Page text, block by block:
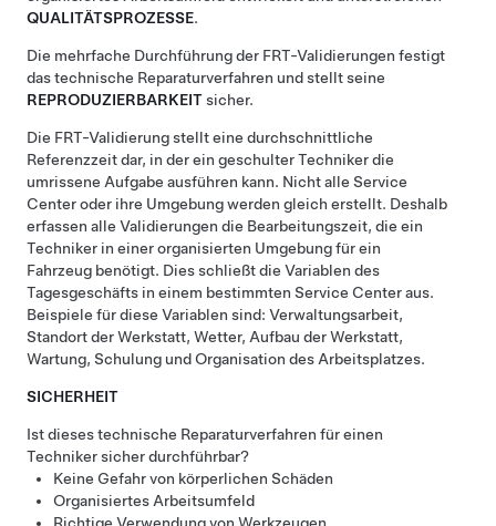
QUALITÄTSPROZESSE.
Die mehrfache Durchführung der FRT-Validierungen festigt
das technische Reparaturverfahren und stellt seine
REPRODUZIERBARKEITsicher.
Die FRT-Validierung stellt eine durchschnittliche
Referenzzeit dar, in der ein geschulter Techniker die
umrissene Aufgabe ausführen kann. Nicht alle Service
Center oder ihre Umgebung werden gleich erstellt. Deshalb
erfassen alle Validierungen die Bearbeitungszeit, die ein
Techniker in einer organisierten Umgebung für ein
Fahrzeug benötigt. Dies schließt die Variablen des
Tagesgeschäfts in einem bestimmten Service Center aus.
Beispiele für diese Variablen sind: Verwaltungsarbeit,
Standort der Werkstatt, Wetter, Aufbau der Werkstatt,
Wartung, Schulung und Organisation des Arbeitsplatzes.
SICHERHEIT
Ist dieses technische Reparaturverfahren für einen
Techniker sicher durchführbar?
Keine Gefahr von körperlichen Schäden
Organisiertes Arbeitsumfeld